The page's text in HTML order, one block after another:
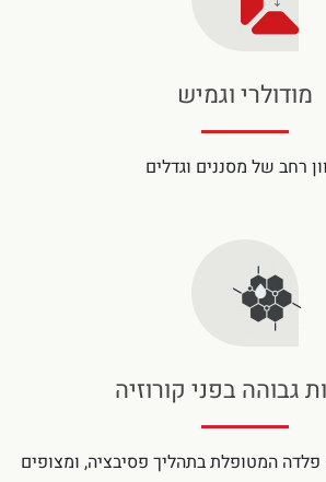
מודולרי וגמיש
רחב של מסננים וגדלים
גבוהה בפני קורוזיה
פלדה המטופלת בתהליך פסיבציה, ומצופים